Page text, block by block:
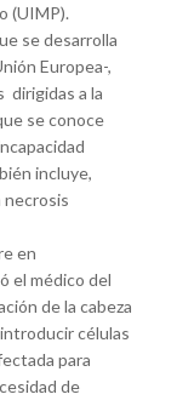
(UIMP).
se desarrolla
Europea-,
dirigidas a la
se conoce
incluye,
necrosis
en
el médico del
de la cabeza
células
para
de